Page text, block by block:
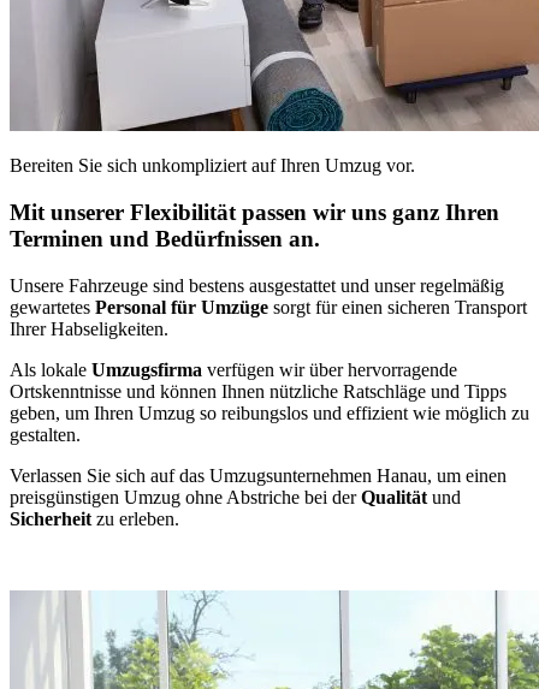
Bereiten Sie sich unkompliziert auf Ihren Umzug vor.
Mit unserer Flexibilität passen wir uns ganz Ihren
Terminen und Bedürfnissen an.
Unsere Fahrzeuge sind bestens ausgestattet und unser regelmäßig
gewartetes Personal für Umzüge sorgt für einen sicheren Transport
Ihrer Habseligkeiten.
Als lokale Umzugsfirma verfügen wir über hervorragende
Ortskenntnisse und können Ihnen nützliche Ratschläge und Tipps
geben, um Ihren Umzug so reibungslos und effizient wie möglich zu
gestalten.
Verlassen Sie sich auf das Umzugsunternehmen Hanau, um einen
preisgünstigen Umzug ohne Abstriche bei derQualität und
Sicherheit zu erleben.